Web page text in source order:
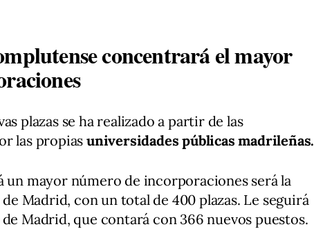
concentrará el mayor
plazas se ha realizado a partir de las
las propias universidades públicas madrileñas.
mayor número de incorporaciones será la
Madrid, con un total de 400 plazas. Le seguirá
Madrid, que contará con 366 nuevos puestos.